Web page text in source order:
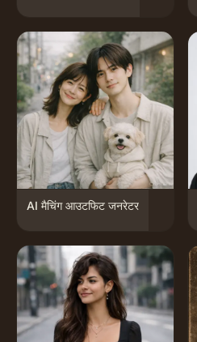
AI मैचिंग आउटफिट जनरेटर